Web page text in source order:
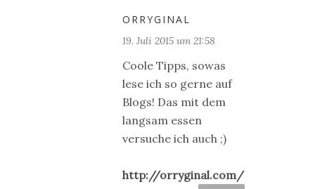
ORRYGINAL
19. Juli 2015 um 21:58
Coole Tipps, sowas
lese ich so gerne auf
Blogs! Das mit dem
langsam essen
versuche ich auch ;)
http://orryginal.com/